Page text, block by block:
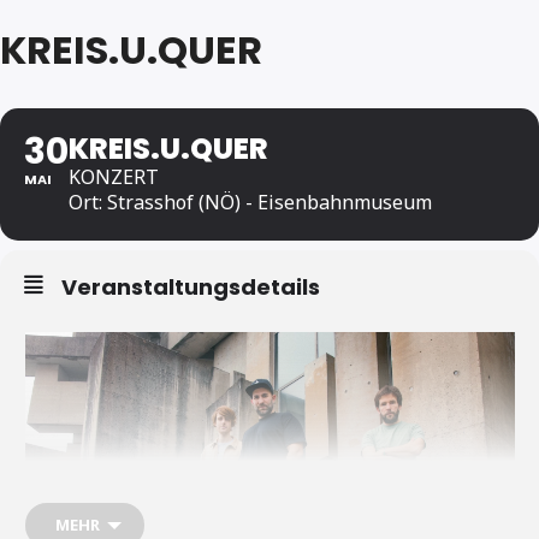
KREIS.U.QUER
30
MAI
KREIS.U.QUER
KONZERT
Ort: Strasshof (NÖ) - Eisenbahnmuseum
Veranstaltungsdetails
MEHR